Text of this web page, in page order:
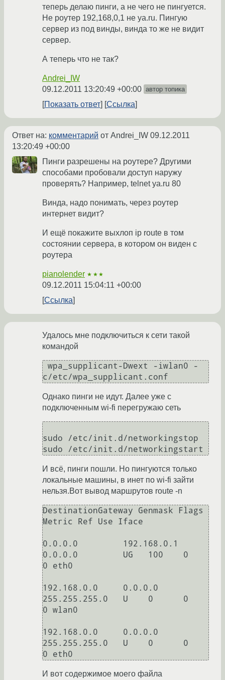
теперь делаю пинги, а не чего не пингуется.
Не роутер 192,168,0,1 не ya.ru. Пингую
сервер из под винды, винда то же не видит
сервер.
А теперь что не так?
Andrei_IW
09.12.2011 13:20:49 +00:00 автор топика
Показать ответ Ссылка
Ответ на: комментарий от Andrei_IW 09.12.2011
13:20:49 +00:00
Пинги разрешены на роутере? Другими
способами пробовали доступ наружу
проверять? Например, telnet ya.ru 80
Винда, надо понимать, через роутер
интернет видит?
И ещё покажите выхлоп ip route в том
состоянии сервера, в котором он виден с
роутера
pianolender ★★★
09.12.2011 15:04:11 +00:00
Ссылка
Удалось мне подключиться к сети такой
командой
c/etc/wpa_supplicant.conf
Однако пинги не идут. Далее уже с
подключенным wi-fi перегружаю сеть
sudo /etc/init.d/networkingstop
И всё, пинги пошли. Но пингуются только
локальные машины, в инет по wi-fi зайти
нельзя.Вот вывод маршрутов route -n
DestinationGateway Genmask Flags
Metric Ref Use Iface
0.0.0.0         192.168.0.1
0.0.0.0         UG   100    0
0 eth0
192.168.0.0     0.0.0.0
255.255.255.0   U    0      0
0 wlan0
192.168.0.0     0.0.0.0
255.255.255.0   U    0      0
И вот содержимое моего файла